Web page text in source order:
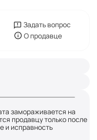
Задать вопрос
О продавце
замораживается на
продавцу только после
и исправность